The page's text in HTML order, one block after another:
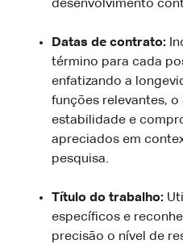
desenvolvimento
Datas de contrato:
término para cada
enfatizando a
funções relevantes,
estabilidade e
apreciados em
pesquisa.
Título do trabalho:
específicos e
precisão o nível de